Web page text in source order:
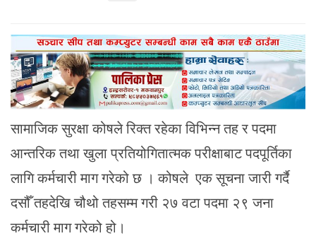
सामाजिक सुरक्षा कोषले रिक्त रहेका विभिन्न तह र पदमा
आन्तरिक तथा खुला प्रतियोगितात्मक परीक्षाबाट पदपूर्तिका
लागि कर्मचारी माग गरेको छ । कोषले एक सूचना जारी गर्दै
दसौँ तहदेखि चौथो तहसम्म गरी २७ वटा पदमा २९ जना
कर्मचारी माग गरेको हो।